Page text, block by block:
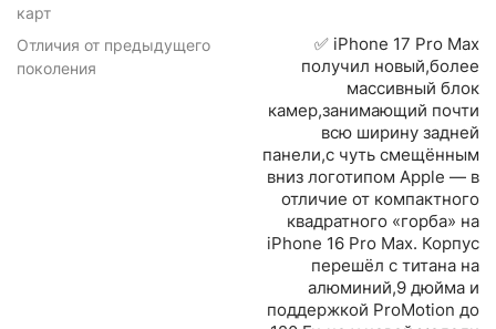
карт
Отличия от предыдущего
поколения
✅ iPhone 17 Pro Max
получил новый,более
массивный блок
камер,занимающий почти
всю ширину задней
панели,с чуть смещённым
вниз логотипом Apple — в
отличие от компактного
квадратного «горба» на
iPhone 16 Pro Max. Корпус
перешёл с титана на
алюминий,9 дюйма и
поддержкой ProMotion до